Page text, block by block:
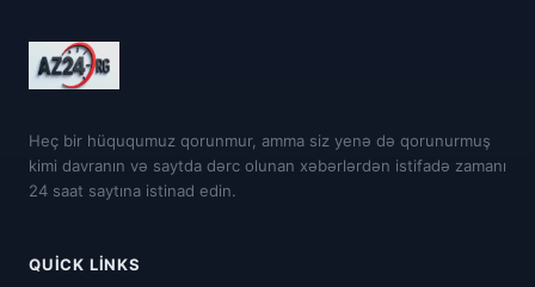
Heç bir hüququmuz qorunmur, amma siz yenə də qorunurmuş
kimi davranın və saytda dərc olunan xəbərlərdən istifadə zamanı
24 saat saytına istinad edin.
QUICK LINKS